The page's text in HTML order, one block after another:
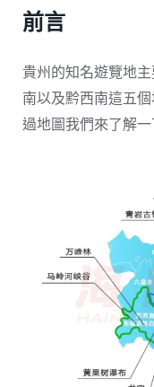
前言
貴州的知名遊覽地
南以及黔西南這五
過地圖我們來了解